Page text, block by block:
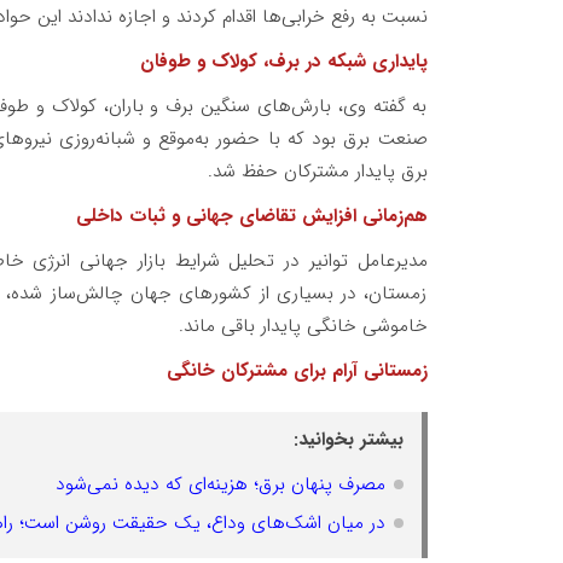
نسبت به رفع خرابی‌ها اقدام کردند و اجازه ندادند
پایداری شبکه در برف، کولاک و طوفان
به گفته وی، بارش‌های سنگین برف و باران، کولاک و
صنعت برق بود که با حضور به‌موقع و شبانه‌روزی
برق پایدار مشترکان حفظ شد.
هم‌زمانی افزایش تقاضای جهانی و ثبات داخلی
مدیرعامل توانیر در تحلیل شرایط بازار جهانی
زمستان، در بسیاری از کشورهای جهان چالش‌ساز شده،
خاموشی خانگی پایدار باقی ماند.
زمستانی آرام برای مشترکان خانگی
بیشتر بخوانید:
مصرف پنهان برق؛ هزینه‌ای که دیده نمی‌شود
در میان اشک‌های وداع، یک حقیقت روشن است؛